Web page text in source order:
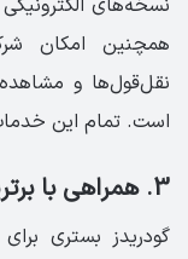
همچنین امکان
نقل‌قول‌ها و
است. تمام این
3. همراهی با برترین نویسندگان جهان
گودریدز بستری